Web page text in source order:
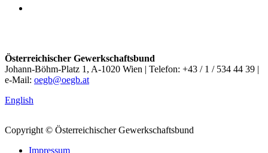
Österreichischer Gewerkschaftsbund
Johann-Böhm-Platz 1, A-1020 Wien | Telefon: +43 / 1 / 534 44 39 |
e-Mail: oegb@oegb.at
English
Copyright © Österreichischer Gewerkschaftsbund
Impressum